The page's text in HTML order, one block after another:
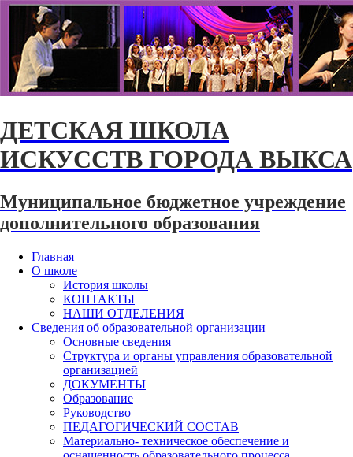
ДЕТСКАЯ ШКОЛА
ИСКУССТВ ГОРОДА ВЫКСА
Муниципальное бюджетное учреждение
дополнительного образования
Главная
О школе
История школы
КОНТАКТЫ
НАШИ ОТДЕЛЕНИЯ
Сведения об образовательной организации
Основные сведения
Структура и органы управления образовательной
организацией
ДОКУМЕНТЫ
Образование
Руководство
ПЕДАГОГИЧЕСКИЙ СОСТАВ
Материально- техническое обеспечение и